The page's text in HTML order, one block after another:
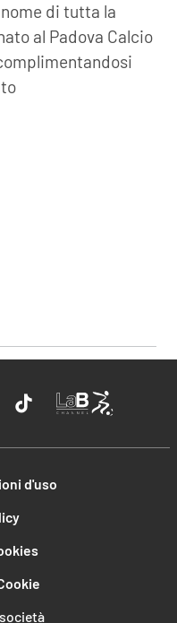
di tutta la
al Padova Calcio
d'uso